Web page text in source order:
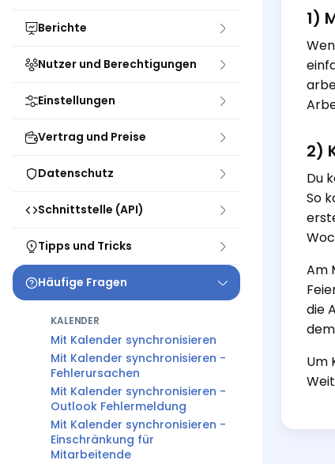
Berichte
Nutzer und Berechtigungen
Einstellungen
Vertrag und Preise
Datenschutz
Schnittstelle (API)
Tipps und Tricks
Häufige Fragen
KALENDER
Mit Kalender synchronisieren
Mit Kalender synchronisieren -
Fehlerursachen
Mit Kalender synchronisieren -
Outlook Fehlermeldung
Mit Kalender synchronisieren -
Einschränkung für
Mitarbeitende
1)
2)
Du
So
Am
die
Um